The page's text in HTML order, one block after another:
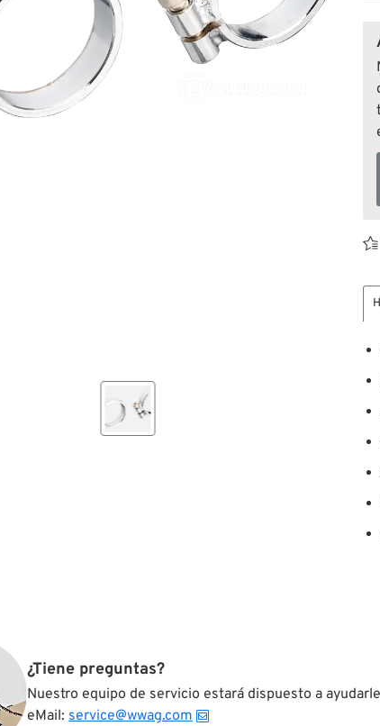
¿Tiene preguntas?
Nuestro equipo de servicio estará dispuesto a
eMail: service@wwag.com